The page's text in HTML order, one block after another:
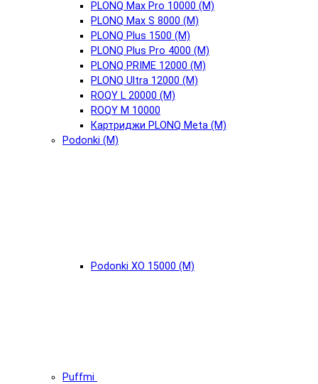
PLONQ Max Pro 10000 (М)
PLONQ Max S 8000 (М)
PLONQ Plus 1500 (М)
PLONQ Plus Pro 4000 (М)
PLONQ PRIME 12000 (М)
PLONQ Ultra 12000 (М)
ROQY L 20000 (М)
ROQY M 10000
Картриджи PLONQ Meta (М)
Podonki (М)
Podonki XO 15000 (М)
Puffmi